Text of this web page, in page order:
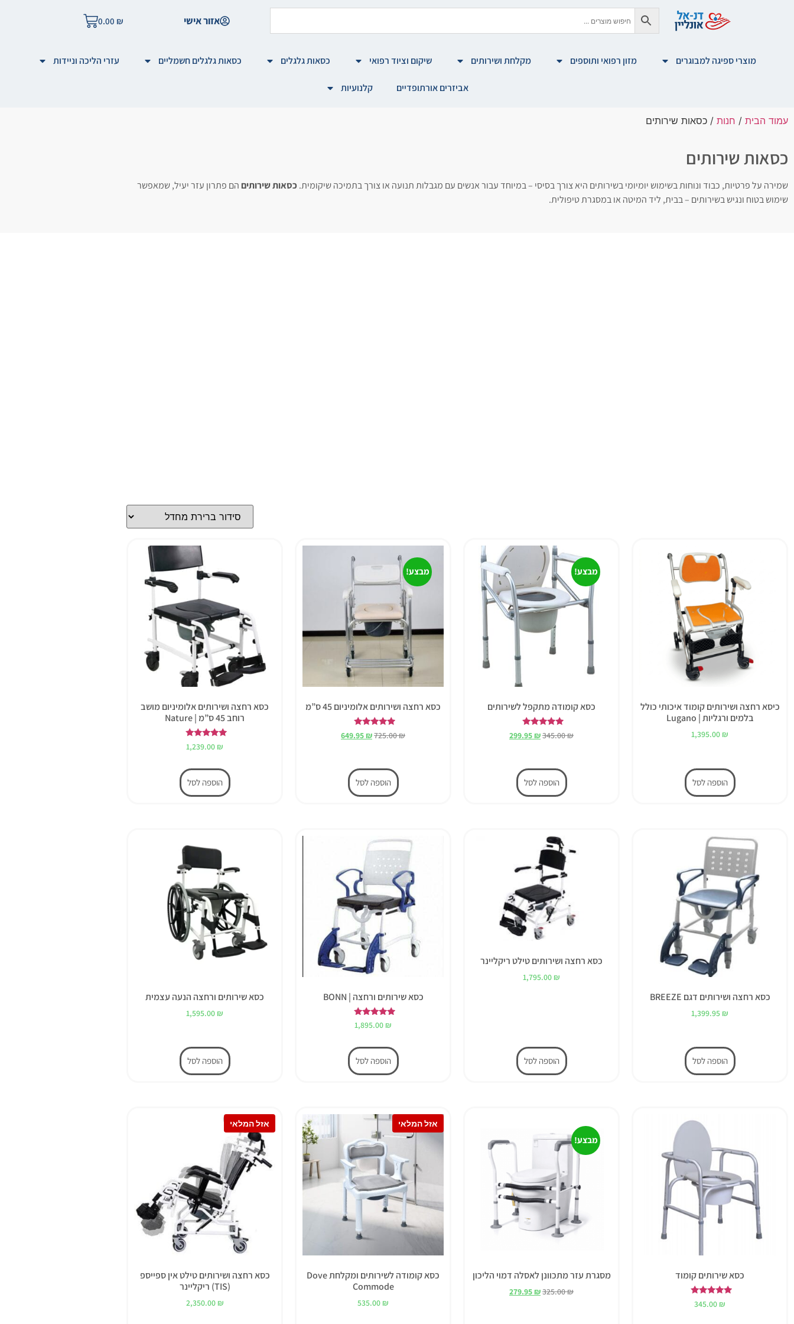
אזור אישי 0.00 ₪
מוצרי ספיגה למבוגרים מזון רפואי ותוספים מקלחת ושירותים שיקום וציוד רפואי כסאות גלגלים כסאות גלגלים חשמליים עזרי הליכה וניידות
אביזרים אורתופדיים קלנועיות
עמוד הבית / חנות / כסאות שירותים
כסאות שירותים
שמירה על פרטיות, כבוד ונוחות בשימוש יומיומי בשירותים היא צורך בסיסי – במיוחד עבור אנשים עם מגבלות תנועה או צורך בתמיכה שיקומית. כסאות שירותיםהם פתרון עזר יעיל, שמאפשר
שימוש בטוח ונגיש בשירותים – בבית, ליד המיטה או במסגרת טיפולית.
כיסא רחצה ושירותים קומוד איכותי כולל
בלמים ורגליות | Lugano
1,395.00 ₪
הוספה לסל
מבצע!
כסא קומודה מתקפל לשירותים
דורג
5.00
345.00₪
299.95₪
הוספה לסל
מבצע!
כסא רחצה ושירותים אלומיניום 45 ס”מ
דורג
5.00
725.00₪
649.95₪
הוספה לסל
כסא רחצה ושירותים אלומיניום מושב
רוחב 45 ס”מ | Nature
דורג
5.00
1,239.00 ₪
הוספה לסל
כסא רחצה ושירותים דגם BREEZE
1,399.95 ₪
הוספה לסל
כסא רחצה ושירותים טילט ריקליינר
1,795.00 ₪
הוספה לסל
כסא שירותים ורחצה | BONN
דורג
5.00
1,895.00 ₪
הוספה לסל
כסא שירותים ורחצה הנעה עצמית
1,595.00 ₪
הוספה לסל
כסא שירותים קומוד
דורג
5.00
345.00 ₪
מבצע!
מסגרת עזר מתכוונן לאסלה דמוי הליכון
325.00₪
279.95₪
כסא קומודה לשירותים ומקלחת Dove
Commode
535.00 ₪
כסא רחצה ושירותים טילט אין ספייספ
(TIS) ריקליינר
2,350.00 ₪